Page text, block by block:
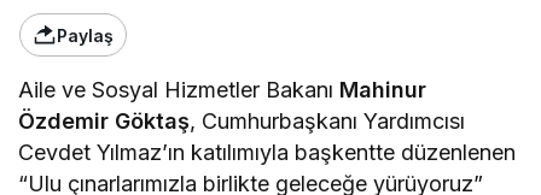
Paylaş
Aile ve Sosyal Hizmetler Bakanı Mahinur
Özdemir Göktaş, Cumhurbaşkanı Yardımcısı
Cevdet Yılmaz’ın katılımıyla başkentte düzenlenen
“Ulu çınarlarımızla birlikte geleceğe yürüyoruz”